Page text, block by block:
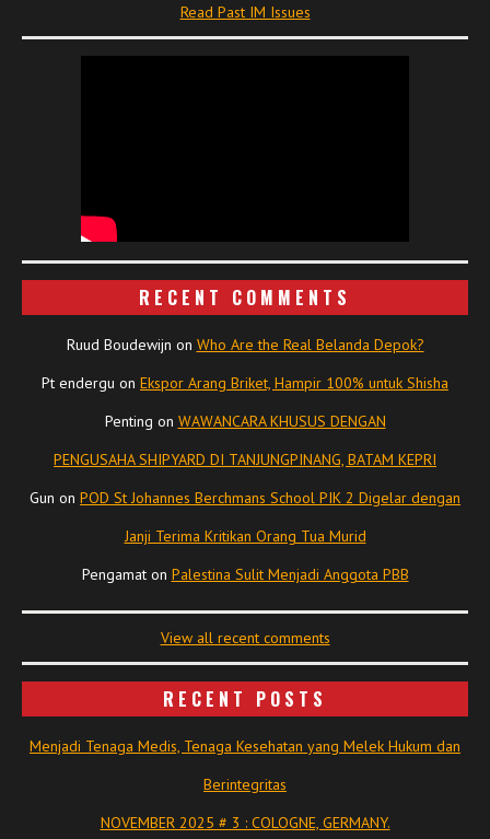
Read Past IM Issues
RECENT COMMENTS
Ruud Boudewijn on Who Are the Real Belanda Depok?
Pt endergu on Ekspor Arang Briket, Hampir 100% untuk Shisha
Penting on WAWANCARA KHUSUS DENGAN
PENGUSAHA SHIPYARD DI TANJUNGPINANG, BATAM KEPRI
Gun on POD St Johannes Berchmans School PIK 2 Digelar dengan
Janji Terima Kritikan Orang Tua Murid
Pengamaton Palestina Sulit Menjadi Anggota PBB
View all recent comments
RECENT POSTS
Menjadi Tenaga Medis, Tenaga Kesehatan yang Melek Hukum dan
Berintegritas
NOVEMBER 2025 # 3 : COLOGNE, GERMANY.